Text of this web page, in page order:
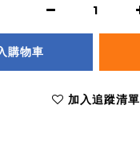
購物車
加入追蹤清單